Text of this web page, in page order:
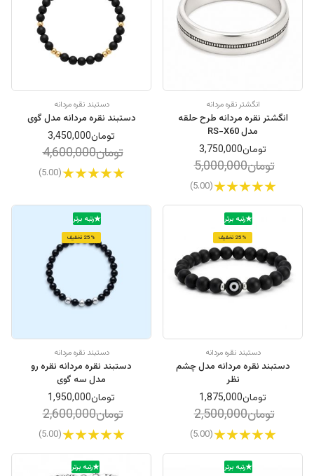
انگشتر نقره مردانه
انگشتر نقره مردانه طرح حلقه
مدل RS-X60
تومان3,750,000
تومان5,000,000
(5.00)
دستبند نقره مردانه
دستبند نقره مردانه مدل گوی
تومان3,450,000
تومان4,600,000
(5.00)
رتبه برتر
25% تخفیف
دستبند نقره مردانه
دستبند نقره مردانه مدل چشم
نظر
تومان1,875,000
تومان2,500,000
(5.00)
رتبه برتر
25% تخفیف
دستبند نقره مردانه
دستبند نقره مردانه نقره رو
مدل سه گوی
تومان1,950,000
تومان2,600,000
(5.00)
رتبه برتر رتبه برتر